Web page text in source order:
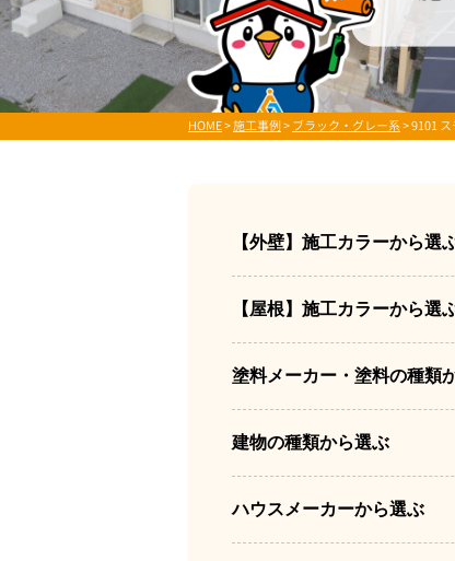
HOME>施工事例>ブラック・グレー系>9101
【外壁】施工カラーから選
【屋根】施工カラーから選
塗料メーカー・塗料の種類
建物の種類から選ぶ
ハウスメーカーから選ぶ